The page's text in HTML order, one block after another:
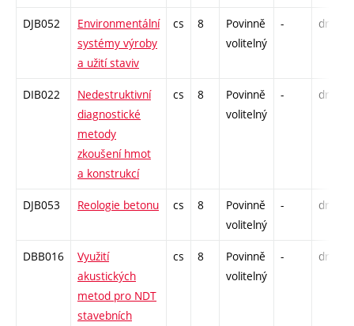
DJB052
Environmentální
systémy výroby
a užití staviv
cs 8
Povinně
volitelný
- drzk
DIB022
Nedestruktivní
diagnostické
metody
zkoušení hmot
a konstrukcí
cs 8
Povinně
volitelný
- drzk
DJB053 Reologie betonu cs 8
Povinně
volitelný
- drzk
DBB016
Využití
akustických
metod pro NDT
stavebních
cs 8
Povinně
volitelný
- drzk